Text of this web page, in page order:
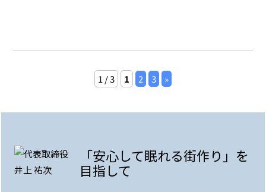
1 / 3 1 2 3 »
「安心して眠れる街作り」を
目指して